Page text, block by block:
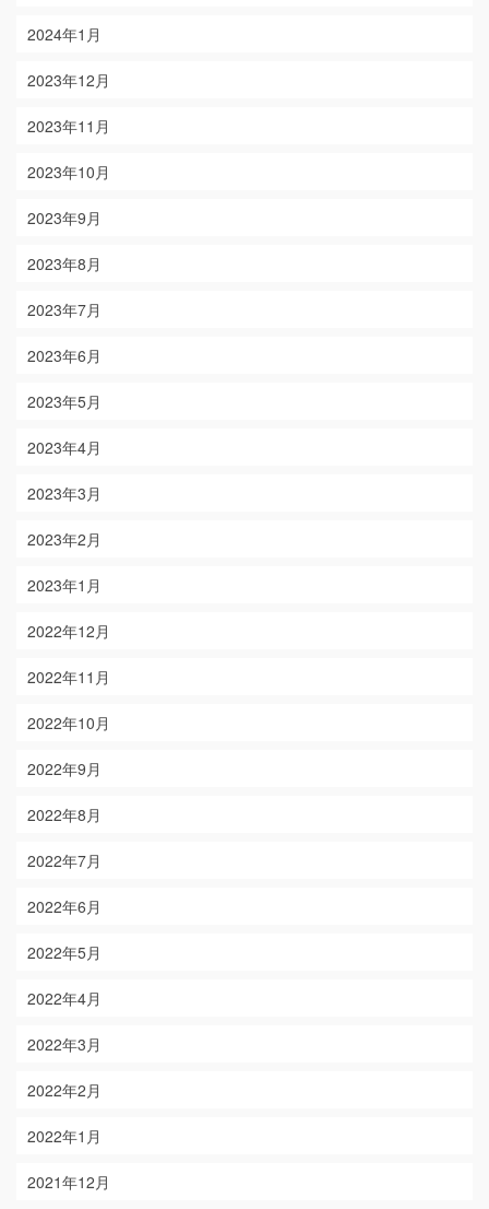
2024年1月
2023年12月
2023年11月
2023年10月
2023年9月
2023年8月
2023年7月
2023年6月
2023年5月
2023年4月
2023年3月
2023年2月
2023年1月
2022年12月
2022年11月
2022年10月
2022年9月
2022年8月
2022年7月
2022年6月
2022年5月
2022年4月
2022年3月
2022年2月
2022年1月
2021年12月